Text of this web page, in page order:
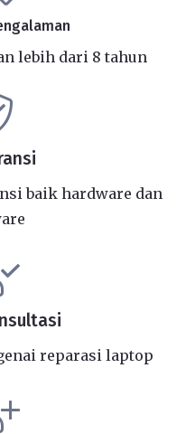
lebih dari 8 tahun
baik hardware dan
reparasi laptop